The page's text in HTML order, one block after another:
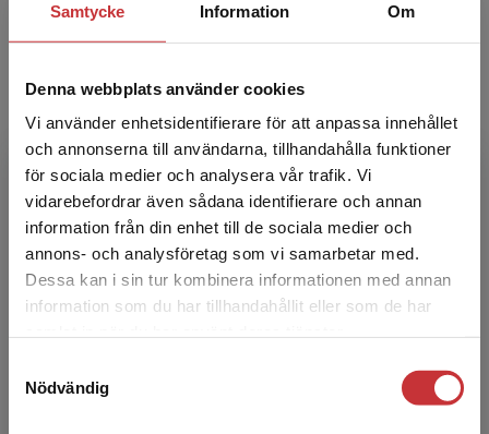
Samtycke Information Om
Denna webbplats använder cookies
Vi använder enhetsidentifierare för att anpassa innehållet
och annonserna till användarna, tillhandahålla funktioner
för sociala medier och analysera vår trafik. Vi
vidarebefordrar även sådana identifierare och annan
information från din enhet till de sociala medier och
annons- och analysföretag som vi samarbetar med.
Dessa kan i sin tur kombinera informationen med annan
information som du har tillhandahållit eller som de har
Nödvändig
Begränsad fraktregion
Det verkar som att du besöker
studentlitteratur.se via en enhet utanför Sverige.
Vi erbjuder inte leveranser utanför Sverige. För
att kunna slutföra ett köp måste
Oslo och ä...
Jan Aronsson
Jan Aronsson, f. 1962, är praktiserande fi losof
och leg. existentiell psykoterapeut. Han är